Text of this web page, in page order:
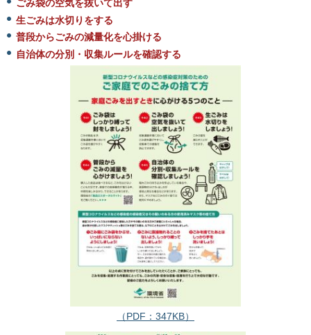
ごみ袋の空気を抜いて出す
生ごみは水切りをする
普段からごみの減量化を心掛ける
自治体の分別・収集ルールを確認する
（PDF：347KB）